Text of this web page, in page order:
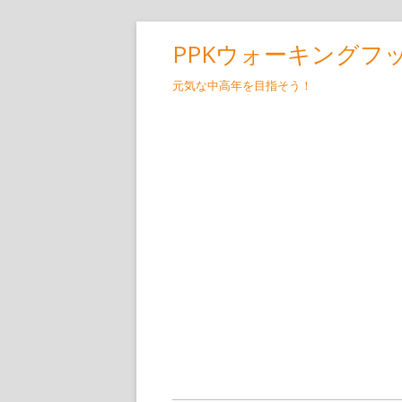
PPKウォーキングフ
元気な中高年を目指そう！